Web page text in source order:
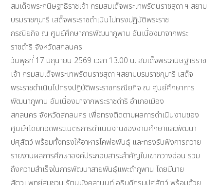
สมเด็จพระกนิษฐาธิราชเจ้า กรมสมเด็จพระเทพรัตนราชสุดา ฯ สยาม
บรมราชกุมารี เสด็จพระราชดำเนินไปทรงปฏิบัติพระราช
กรณียกิจ ณ ศูนย์ศึกษาการพัฒนาภูพาน อันเนื่องมาจากพระ
ราชดำริ จังหวัดสกลนคร
วันพุธที่ 17 มิถุนายน 2569 เวลา 13.00 น. สมเด็จพระกนิษฐาธิราช
เจ้า กรมสมเด็จพระเทพรัตนราชสุดา ฯสยามบรมราชกุมารี เสด็จ
พระราชดำเนินไปทรงปฏิบัติพระราชกรณียกิจ ณ ศูนย์ศึกษาการ
พัฒนาภูพาน อันเนื่องมาจากพระราชดำริ อำเภอเมือง
สกลนคร จังหวัดสกลนคร เพื่อทรงติดตามผลการดำเนินงานของ
ศูนย์ฯโดยทอดพระเนตรการดำเนินงานของงานศึกษาและพัฒนา
ปศุสัตว์ พร้อมทั้งทรงให้อาหารโคพ่อพันธุ์ และทรงรับฟังการถวาย
รายงานผลการศึกษาองค์ประกอบสาระสำคัญในเขากวางอ่อน รวม
ถึงความสำเร็จในการพัฒนาสายพันธุ์แพะดำภูพาน โดยมีนาย